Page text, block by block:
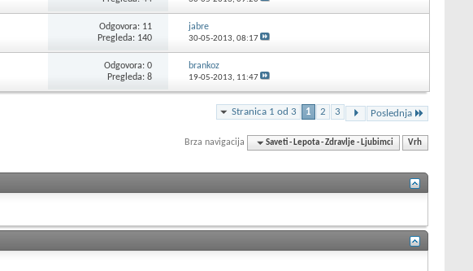
Odgovora: 11
Pregleda: 140
jabre
30-05-2013, 08:17
Odgovora: 0
Pregleda: 8
brankoz
19-05-2013, 11:47
Stranica 1 od 3 1 2 3 Poslednja
Brza navigacija Saveti - Lepota - Zdravlje - Ljubimci Vrh